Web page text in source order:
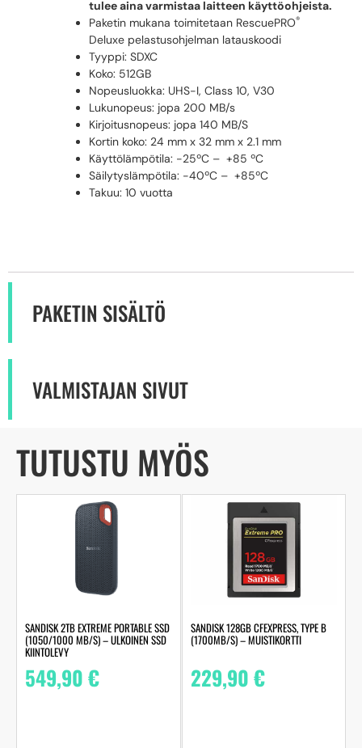
tulee aina varmistaa laitteen käyttöohjeista.
Paketin mukana toimitetaan RescuePRO®
Deluxe pelastusohjelman latauskoodi
Tyyppi: SDXC
Koko: 512GB
Nopeusluokka: UHS-I, Class 10, V30
Lukunopeus: jopa 200 MB/s
Kirjoitusnopeus: jopa 140 MB/S
Kortin koko: 24 mm x 32 mm x 2.1 mm
Käyttölämpötila: -25ºC – +85 ºC
Säilytyslämpötila: -40ºC – +85ºC
Takuu: 10 vuotta
PAKETIN SISÄLTÖ
VALMISTAJAN SIVUT
TUTUSTU MYÖS
SANDISK 2TB EXTREME PORTABLE SSD
(1050/1000 MB/S) – ULKOINEN SSD
KIINTOLEVY
549,90€
SANDISK 128GB CFEXPRESS, TYPE B
(1700MB/S) – MUISTIKORTTI
229,90€